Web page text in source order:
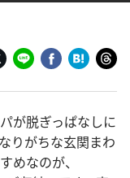
が脱ぎっぱなしに
りがちな玄関まわ
めなのが、